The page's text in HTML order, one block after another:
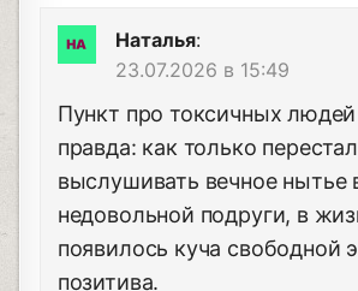
Наталья:
23.07.2026 в 15:49
Пункт про токсичных
правда: как только
выслушивать вечное нытье
недовольной подруги, в
появилось куча свободной
позитива.